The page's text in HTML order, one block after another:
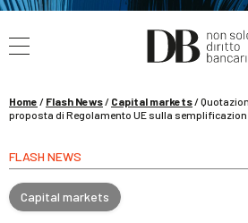
WEBINAR / 1°
La riforma del sistema
Home / Flash News/ Capital markets/
proposta di Regolamento UE sulla
FLASH NEWS
Capital markets